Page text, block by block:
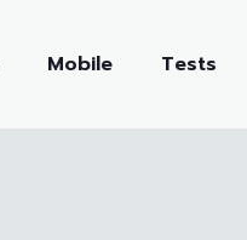
Mobile Tests